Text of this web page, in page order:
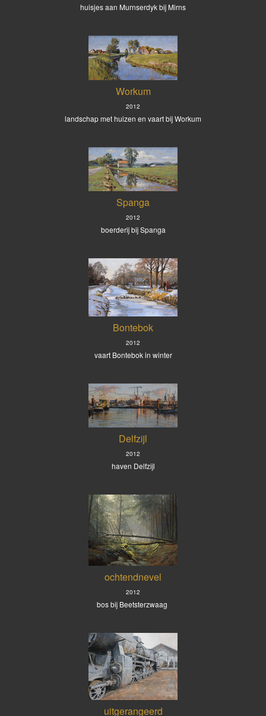
huisjes aan Murnserdyk bij Mirns
Workum
2012
landschap met huizen en vaart bij Workum
Spanga
2012
boerderij bij Spanga
Bontebok
2012
vaart Bontebok in winter
Delfzijl
2012
haven Delfzijl
ochtendnevel
2012
bos bij Beetsterzwaag
uitgerangeerd